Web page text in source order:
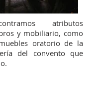
atributos
y mobiliario, como
oratorio de la
del convento que